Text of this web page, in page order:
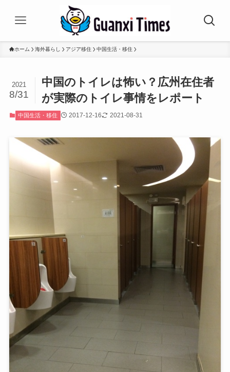
ホーム 海外暮らし アジア移住 中国生活・移住
中国のトイレは怖い？広州在住者
が実際のトイレ事情をレポート
2021
8/31
中国生活・移住 2017-12-16 2021-08-31